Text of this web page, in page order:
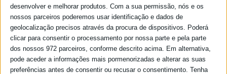
desenvolver e melhorar produtos. Com a sua permissão, nós e os
nossos parceiros poderemos usar identificação e dados de
geolocalização precisos através da procura de dispositivos. Poderá
clicar para consentir o processamento por nossa parte e pela parte
dos nossos 972 parceiros, conforme descrito acima. Em alternativa,
pode aceder a informações mais pormenorizadas e alterar as suas
preferências antes de consentir ou recusar o consentimento. Tenha